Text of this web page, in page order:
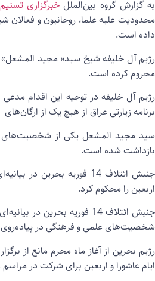
به گزارش گروه بین‌الملل خبرگزاری تسنیم
محدودیت علیه علما، روحانیون و فعالان
داده است.
رژیم آل خلیفه شیخ سید« مجید المشعل»
محروم کرده است.
رژیم آل خلیفه در توجیه این اقدام
برنامه زیارتی عراق از هیچ یک از
سید مجید المشعل یکی از شخصیت‌های
بازداشت شده است.
جنبش ائتلاف 14 فوریه
اربعین را محکوم کرد.
جنبش ائتلاف 14 فوریه
شخصیت‌های علمی و فرهنگی در پیاده‌روی
رژیم بحرین از آغاز ماه محرم مانع از
ایام عاشورا و اربعین برای شرکت در